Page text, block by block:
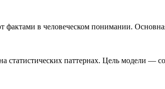
фактами в человеческом понимании.
статистических паттернах. Цель модели —